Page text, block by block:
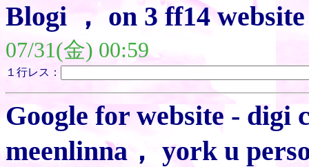
Blogi ， on 3 ff14
07/31(金) 00:59
１行レス：
Google for website - digi
meenlinna， york u